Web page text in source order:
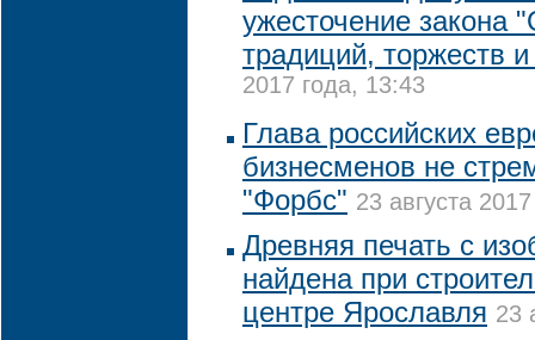
ужесточение закона
традиций, торжеств
2017 года, 13:43
Глава российских
бизнесменов не
"Форбс" 23 августа
Древняя печать с
найдена при
центре Ярославля 23